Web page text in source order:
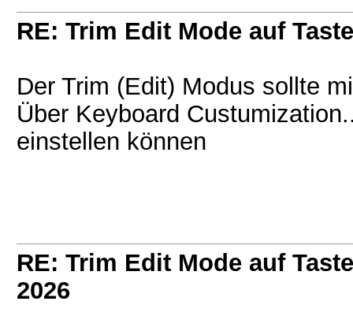
RE: Trim Edit Mode auf
Der Trim (Edit) Modus sollte
Über Keyboard
einstellen können
RE: Trim Edit Mode auf
2026